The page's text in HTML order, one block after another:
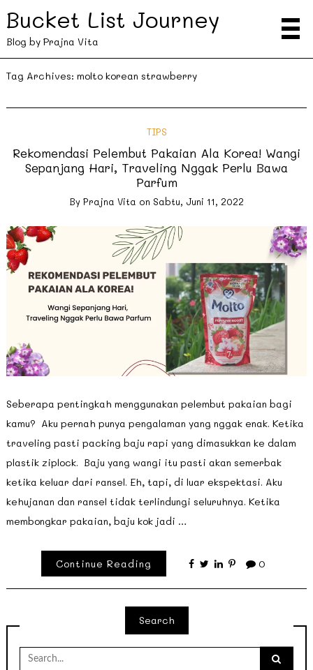
Bucket List Journey
Blog by Prajna Vita
Tag Archives: molto korean strawberry
TIPS
Rekomendasi Pelembut Pakaian Ala Korea! Wangi
Sepanjang Hari, Traveling Nggak Perlu Bawa
Parfum
By Prajna Vita on Sabtu, Juni 11, 2022
Seberapa pentingkah menggunakan pelembut pakaian bagi
kamu? Aku pernah punya pengalaman yang nggak enak. Ketika
traveling pasti packing baju rapi yang dimasukkan ke dalam
plastik ziplock. Baju yang wangi itu pasti akan semerbak
ketika keluar dari ransel. Eh, tapi, di luar ekspektasi. Aku
kehujanan dan ransel tidak terlindungi seluruhnya. Ketika
membongkar pakaian, baju kok jadi …
Continue Reading 0
Search
Search
for: